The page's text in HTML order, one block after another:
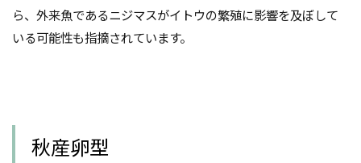
ら、外来魚であるニジマスがイトウの繁殖に影響を及ぼして
いる可能性も指摘されています。
秋産卵型